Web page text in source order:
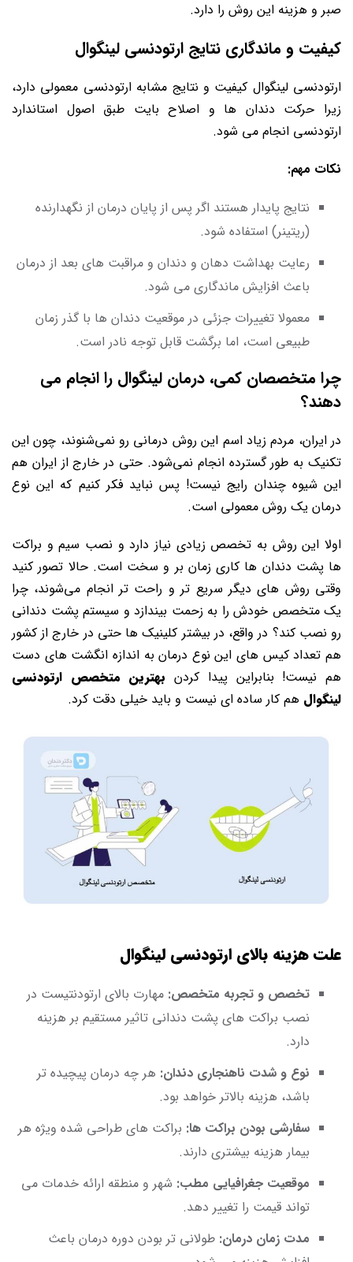
صبر و هزینه این روش را دارد.
کیفیت و ماندگاری نتایج ارتودنسی لینگوال
ارتودنسی لینگوال کیفیت و نتایج مشابه ارتودنسی معمولی دارد،
زیرا حرکت دندان ها و اصلاح بایت طبق اصول استاندارد
ارتودنسی انجام می شود.
نکات مهم:
نتایج پایدار هستند اگر پس از پایان درمان از نگهدارنده
(ریتینر) استفاده شود.
رعایت بهداشت دهان و دندان و مراقبت های بعد از درمان
باعث افزایش ماندگاری می شود.
معمولا تغییرات جزئی در موقعیت دندان ها با گذر زمان
طبیعی است، اما برگشت قابل توجه نادر است.
چرا متخصصان کمی، درمان لینگوال را انجام می
دهند؟
در ایران، مردم زیاد اسم این روش درمانی رو نمی‌شنوند، چون این
تکنیک به طور گسترده انجام نمی‌شود. حتی در خارج از ایران هم
این شیوه چندان رایج نیست! پس نباید فکر کنیم که این نوع
درمان یک روش معمولی است.
اولا این روش به تخصص زیادی نیاز دارد و نصب سیم و براکت
ها پشت دندان ها کاری زمان بر و سخت است. حالا تصور کنید
وقتی روش های دیگر سریع تر و راحت تر انجام می‌شوند، چرا
یک متخصص خودش را به زحمت بیندازد و سیستم پشت دندانی
رو نصب کند؟ در واقع، در بیشتر کلینیک ها حتی در خارج از کشور
هم تعداد کیس های این نوع درمان به اندازه انگشت های دست
هم نیست! بنابراین پیدا کردن بهترین متخصص ارتودنسی
لینگوال هم کار ساده ای نیست و باید خیلی دقت کرد.
علت هزینه بالای ارتودنسی لینگوال
تخصص و تجربه متخصص: مهارت بالای ارتودنتیست در
نصب براکت های پشت دندانی تاثیر مستقیم بر هزینه
دارد.
نوع و شدت ناهنجاری دندان: هر چه درمان پیچیده تر
باشد، هزینه بالاتر خواهد بود.
سفارشی بودن براکت ها: براکت های طراحی شده ویژه هر
بیمار هزینه بیشتری دارند.
موقعیت جغرافیایی مطب: شهر و منطقه ارائه خدمات می
تواند قیمت را تغییر دهد.
مدت زمان درمان: طولانی تر بودن دوره درمان باعث